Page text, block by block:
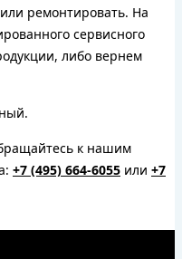
ремонтировать. На
сервисного
либо вернем
к нашим
+7 (495) 664-6055 или +7